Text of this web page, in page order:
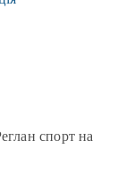
спорт на